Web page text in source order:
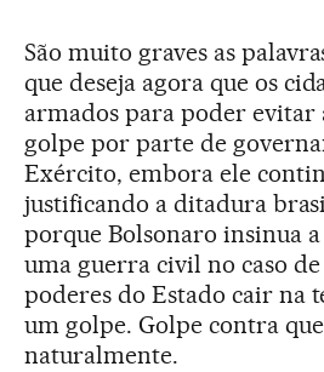
São muito graves as
que deseja agora que os
armados para poder evitar
golpe por parte de
Exército, embora ele
justificando a ditadura
porque Bolsonaro insinua
uma guerra civil no caso
poderes do Estado cair na
um golpe. Golpe contra
naturalmente.